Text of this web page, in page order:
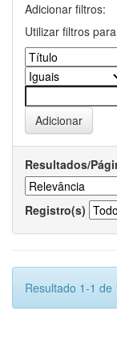
Adicionar filtros:
Utilizar filtros
Resultados/
Registro(s)
Resultado 1-1 de